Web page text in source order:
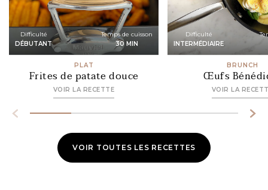
Difficulté
DÉBUTANT
Temps de cuisson
30 MIN
PLAT
Frites de patate douce
VOIR LA RECETTE
Difficulté
INTERMÉDIAIRE
BRUNCH
Œufs
VOIR LA
VOIR TOUTES LES RECETTES